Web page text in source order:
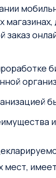
заказ